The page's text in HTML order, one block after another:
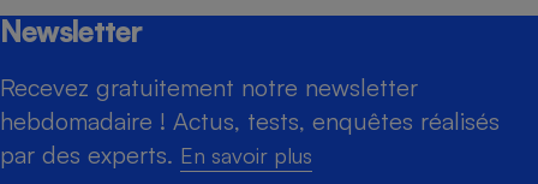
Newsletter
Recevez gratuitement notre newsletter
hebdomadaire ! Actus, tests, enquêtes réalisés
par des experts. En savoir plus